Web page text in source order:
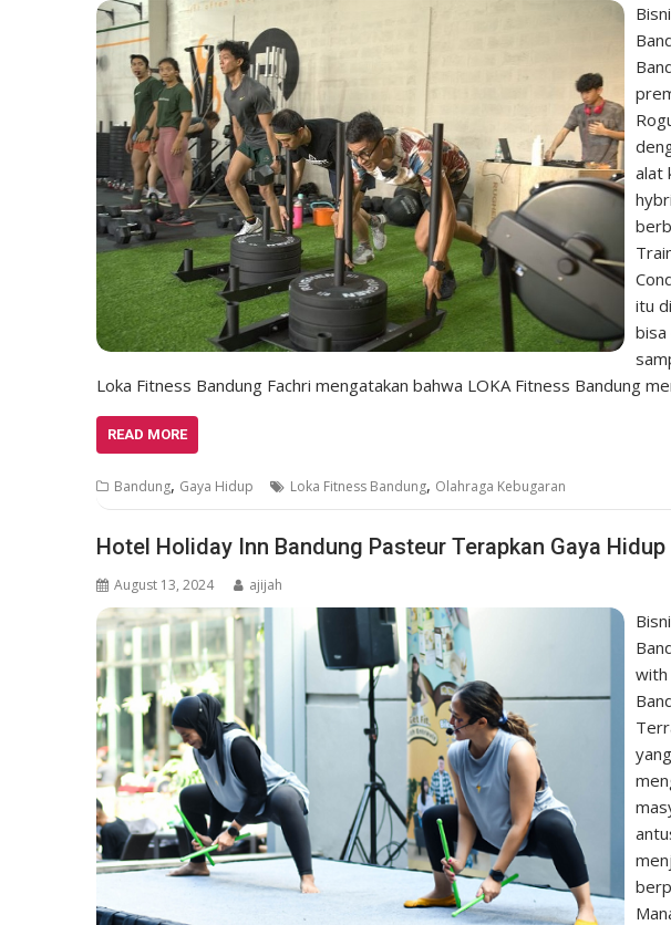
alat
itu
bisa
Loka Fitness Bandung Fachri mengatakan bahwa LOKA Fitness Bandung
READ MORE
Bandung, Gaya Hidup Loka Fitness Bandung, Olahraga Kebugaran
Hotel Holiday Inn Bandung Pasteur Terapkan Gaya
August 13, 2024 ajijah
with